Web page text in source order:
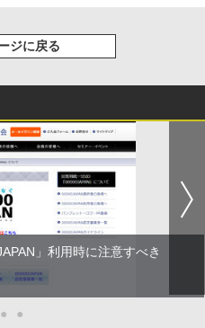
ジに戻る
」利用時に注意すべき
● ●